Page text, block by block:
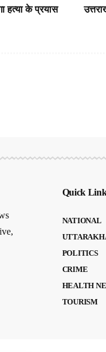
हत्या के प्रयास
Quick
NATIONAL
POLITICS
CRIME
HEALTH
TOURISM